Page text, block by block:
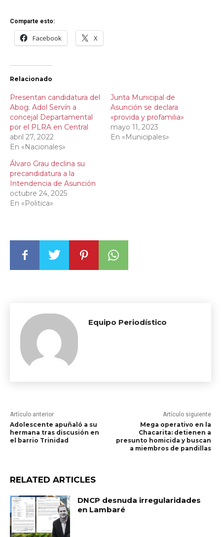
Comparte esto:
Facebook X
Relacionado
Presentan candidatura del
Abog. Adol Servín a
concejal Departamental
por el PLRA en Central
abril 27, 2022
En «Nacionales»
Junta Municipal de
Asunción se declara
«provida y profamilia»
mayo 11, 2023
En «Municipales»
Álvaro Grau declina su
precandidatura a la
Intendencia de Asunción
octubre 24, 2025
En «Politica»
Equipo Periodístico
Artículo anterior
Adolescente apuñaló a su
hermana tras discusión en
el barrio Trinidad
Artículo siguiente
Mega operativo en la
Chacarita: detienen a
presunto homicida y buscan
a miembros de pandillas
RELATED ARTICLES
DNCP desnuda irregularidades
en Lambaré